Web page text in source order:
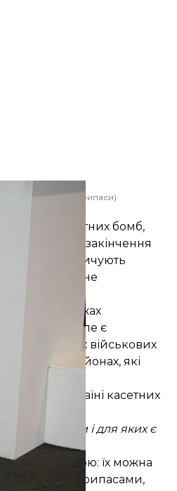
(суббоєприпаси)
касетних бомб,
навіть після закінчення
або накопичують
також не
надання у межах
1%. Але є
визначених військових
або в районах, які
Україні касетних
відмови і для яких є
на полі бою: їх можна
боєприпасами,